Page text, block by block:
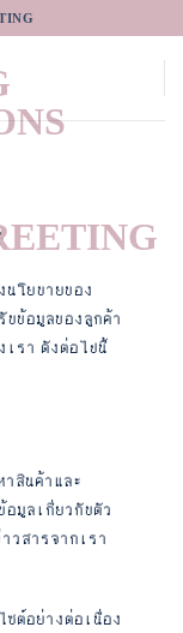
นโยบายของ
บข้อมูลของลูกค้า
เรา ดังต่อไปนี้
าสินค้าและ
อมูลเกี่ยวกับตัว
วสารจากเรา
ซต์อย่างต่อเนื่อง